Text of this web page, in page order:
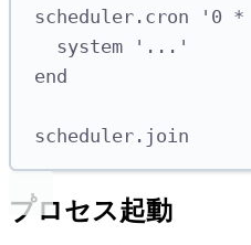
scheduler . cron ' 0
system
' ... '
end
scheduler . join
プロセス起動